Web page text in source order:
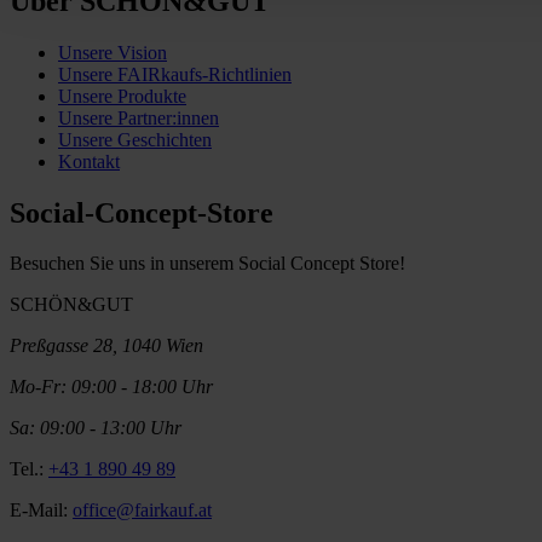
Unsere Vision
Unsere FAIRkaufs-Richtlinien
Unsere Produkte
Unsere Partner:innen
Unsere Geschichten
Kontakt
Social-Concept-Store
Besuchen Sie uns in unserem Social Concept Store!
SCHÖN&GUT
Preßgasse 28, 1040 Wien
Mo-Fr: 09:00 - 18:00 Uhr
Sa: 09:00 - 13:00 Uhr
Tel.: +43 1 890 49 89
E-Mail: office@fairkauf.at